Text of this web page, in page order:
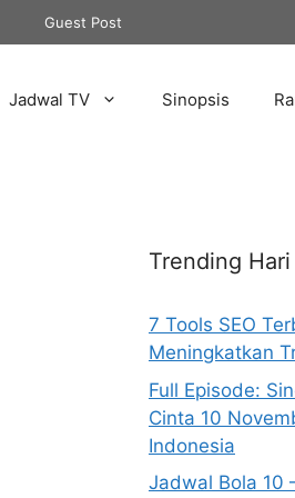
Guest Post
Jadwal TV Sinopsis
Trending Hari
7 Tools SEO
Meningkatkan
Full Episode:
Cinta 10
Indonesia
Jadwal Bola 10